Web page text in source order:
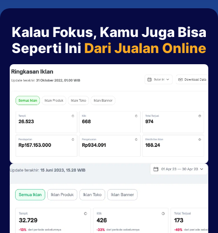
Kalau Fokus, Kamu Juga Bisa
Seperti Ini Dari Jualan Online